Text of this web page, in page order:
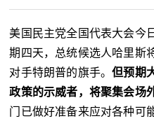
美国民主党全国代表大会今
期四天，总统候选人哈里斯
对手特朗普的旗手。但预期
政策的示威者，将聚集会场
门已做好准备来应对各种可